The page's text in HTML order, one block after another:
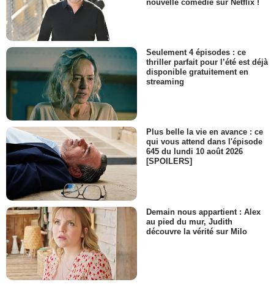
nouvelle comédie sur Netflix !
Seulement 4 épisodes : ce
thriller parfait pour l’été est déjà
disponible gratuitement en
streaming
Plus belle la vie en avance : ce
qui vous attend dans l'épisode
645 du lundi 10 août 2026
[SPOILERS]
Demain nous appartient : Alex
au pied du mur, Judith
découvre la vérité sur Milo